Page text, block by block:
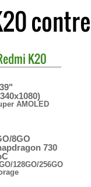
K20
AMOLED
8GO
730
128GO/256GO